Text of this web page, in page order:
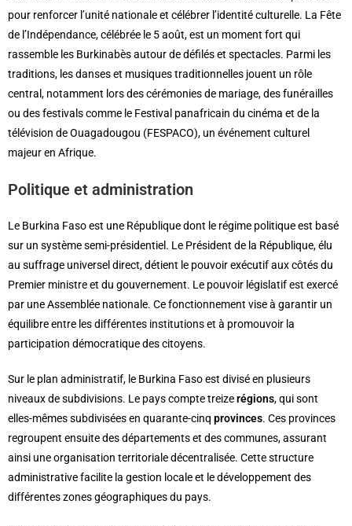
pour renforcer l’unité nationale et célébrer l’identité culturelle. La Fête
de l’Indépendance, célébrée le 5 août, est un moment fort qui
rassemble les Burkinabès autour de défilés et spectacles. Parmi les
traditions, les danses et musiques traditionnelles jouent un rôle
central, notamment lors des cérémonies de mariage, des funérailles
ou des festivals comme le Festival panafricain du cinéma et de la
télévision de Ouagadougou (FESPACO), un événement culturel
majeur en Afrique.
Politique et administration
Le Burkina Faso est une République dont le régime politique est basé
sur un système semi-présidentiel. Le Président de la République, élu
au suffrage universel direct, détient le pouvoir exécutif aux côtés du
Premier ministre et du gouvernement. Le pouvoir législatif est exercé
par une Assemblée nationale. Ce fonctionnement vise à garantir un
équilibre entre les différentes institutions et à promouvoir la
participation démocratique des citoyens.
Sur le plan administratif, le Burkina Faso est divisé en plusieurs
niveaux de subdivisions. Le pays compte treizerégions, qui sont
elles-mêmes subdivisées en quarante-cinq provinces. Ces provinces
regroupent ensuite des départements et des communes, assurant
ainsi une organisation territoriale décentralisée. Cette structure
administrative facilite la gestion locale et le développement des
différentes zones géographiques du pays.